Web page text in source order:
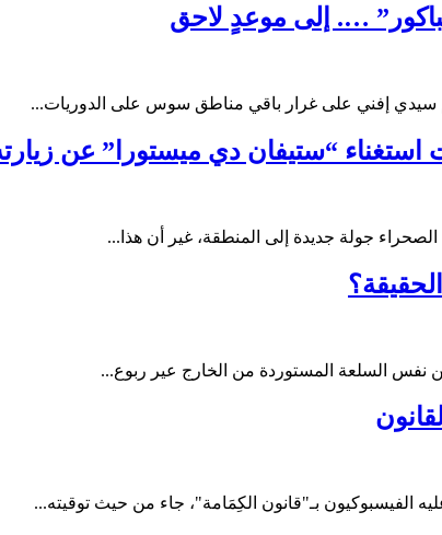
…. إلى موعدٍ لاحق
سيدي إفني على غرار باقي مناطق سوس على الدوريات...
“ستيفان دي ميستورا” عن زيارته
جولة جديدة إلى المنطقة، غير أن هذا...
نفس السلعة المستوردة من الخارج عير ربوع...